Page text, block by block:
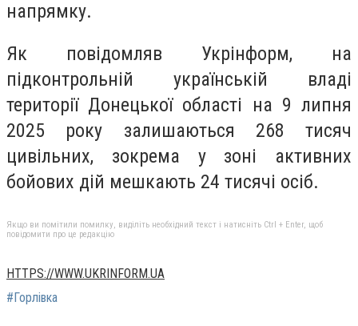
напрямку.
Як повідомляв Укрінформ, на
підконтрольній українській владі
території Донецької області на 9 липня
2025 року залишаються 268 тисяч
цивільних, зокрема у зоні активних
бойових дій мешкають 24 тисячі осіб.
Якщо ви помітили помилку, виділіть необхідний текст і натисніть Ctrl + Enter, щоб
повідомити про це редакцію
HTTPS://WWW.UKRINFORM.UA
#Горлівка